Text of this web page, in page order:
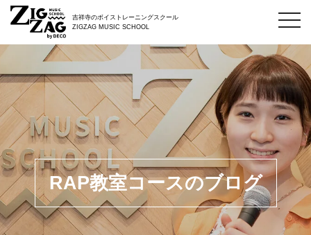
吉祥寺のボイストレーニングスクール
ZIGZAG MUSIC SCHOOL
RAP教室コースのブログ